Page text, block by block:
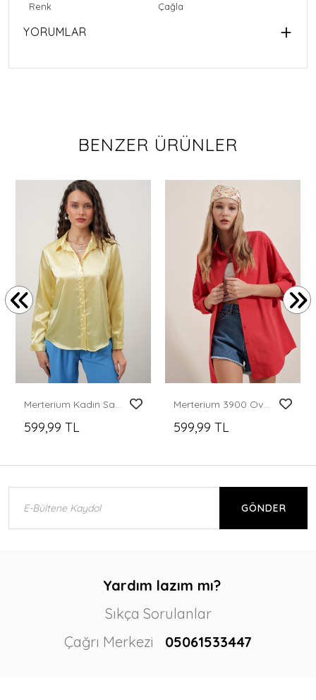
Renk Çağla
YORUMLAR
BENZER ÜRÜNLER
Merterium Kadın Saten Gömlek Geniş Beden Aralığı - Sarı
599,99 TL
Merterium 3900 Oversize Uzun Basic Gömlek - Kırmızı
599,99 TL
GÖNDER
Yardım lazım mı?
Sıkça Sorulanlar
Çağrı Merkezi
05061533447